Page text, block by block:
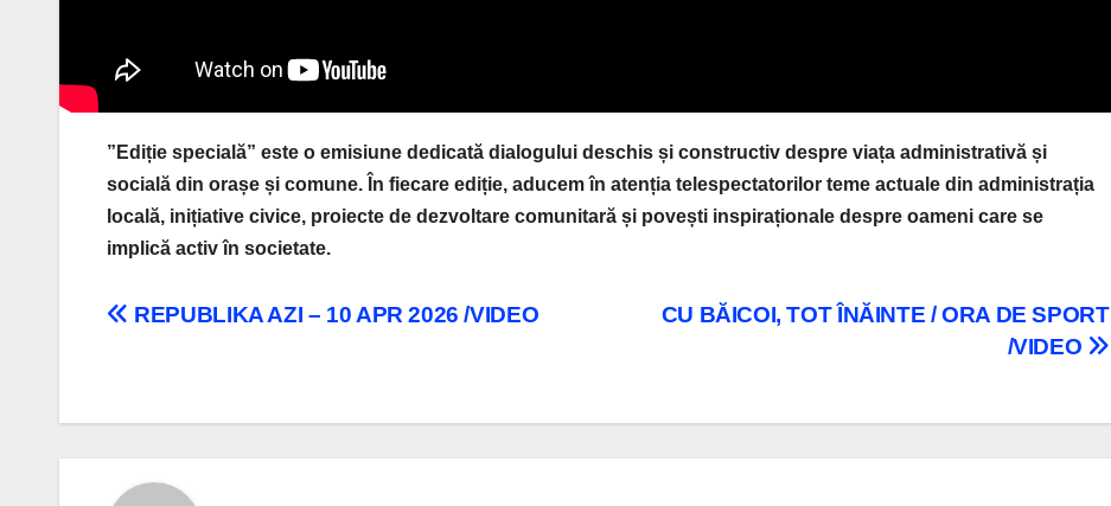
”Ediție specială” este o emisiune dedicată dialogului deschis și constructiv despre viața administrativă și
socială din orașe și comune. În fiecare ediție, aducem în atenția telespectatorilor teme actuale din administrația
locală, inițiative civice, proiecte de dezvoltare comunitară și povești inspiraționale despre oameni care se
implică activ în societate.
Navigare
articole
CU BĂICOI, TOT ÎNĂINTE / ORA DE SPORT
/VIDEO
REPUBLIKA AZI – 10 APR 2026 /VIDEO